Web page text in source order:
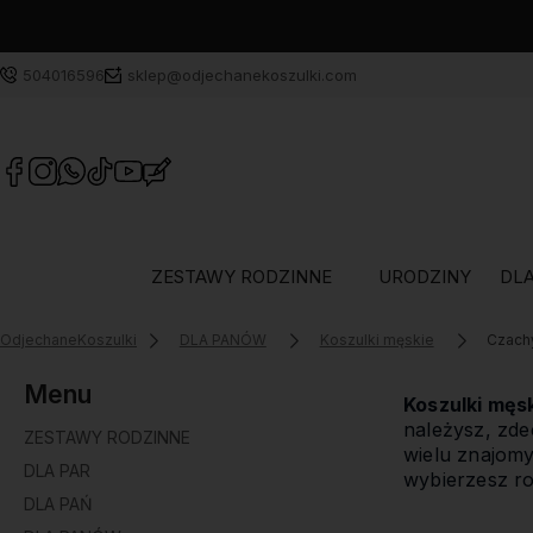
504016596 sklep@odjechanekoszulki.com
ZESTAWY RODZINNE URODZINY
OdjechaneKoszulki DLA PANÓW Koszulki męskie
Menu
ZESTAWY RODZINNE
DLA PAR
DLA PAŃ
Koszulki
należysz,
wielu
wybierzesz